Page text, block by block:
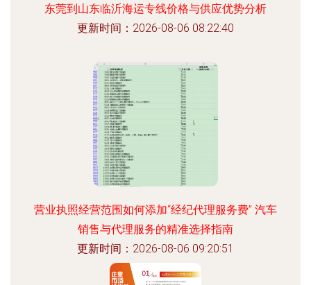
东莞到山东临沂海运专线价格与供应优势分析
更新时间：2026-08-06 08:22:40
营业执照经营范围如何添加“经纪代理服务费” 汽车
销售与代理服务的精准选择指南
更新时间：2026-08-06 09:20:51